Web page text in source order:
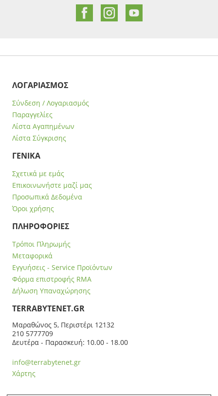
ΛΟΓΑΡΙΑΣΜΟΣ
Σύνδεση / Λογαριασμός
Παραγγελίες
Λίστα Αγαπημένων
Λίστα Σύγκρισης
ΓΕΝΙΚΑ
Σχετικά με εμάς
Επικοινωνήστε μαζί μας
Προσωπικά Δεδομένα
Όροι χρήσης
ΠΛΗΡΟΦΟΡΙΕΣ
Τρόποι Πληρωμής
Μεταφορικά
Εγγυήσεις - Service Προϊόντων
Φόρμα επιστροφής RMA
Δήλωση Υπαναχώρησης
ΤERRABYTENET.GR
Μαραθώνος 5, Περιστέρι 12132
210 5777709
Δευτέρα - Παρασκευή: 10.00 - 18.00
info@terrabytenet.gr
Χάρτης